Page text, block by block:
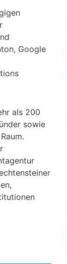
Google
als 200
sowie